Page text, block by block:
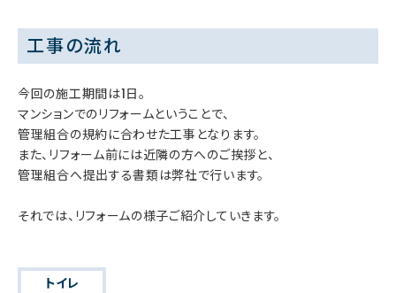
工事の流れ
今回の施工期間は1日。
マンションでのリフォームということで、
管理組合の規約に合わせた工事となります。
また、リフォーム前には近隣の方へのご挨拶と、
管理組合へ提出する書類は弊社で行います。
それでは、リフォームの様子ご紹介していきます。
トイレ